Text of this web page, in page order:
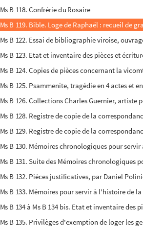
Ms B 118. Confrérie du Rosaire
Ms B 119. Bible. Loge de Raphaël : recueil de
Ms B 122. Essai de bibliographie viroise,
Ms B 123. Etat et inventaire des pièces et
Ms B 124. Copies de pièces concernant la
Ms B 125. Psammenite, tragédie en 4 actes et
Ms B 126. Collections Charles Guernier, artiste
Ms B 128. Registre de copie de la
Ms B 129. Registre de copie de la
Ms B 130. Mémoires chronologiques pour
Ms B 131. Suite des Mémoires
Ms B 132. Pièces justificatives, par Daniel
Ms B 133. Mémoires pour servir à l'histoire de
Ms B 134 à Ms B 134 bis. Etat et inventaire
Ms B 135. Privilèges d'exemption de loger les